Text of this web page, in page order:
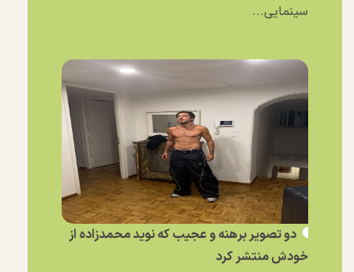
سینمایی...
دو تصویر برهنه و عجیب که نوید محمدزاده از
خودش منتشر کرد